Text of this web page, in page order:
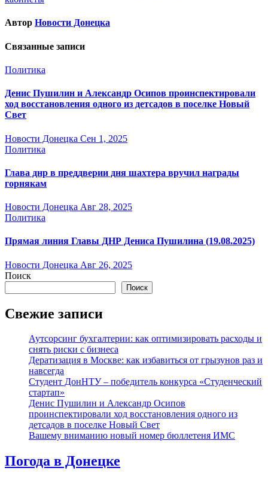
Автор Новости Донецка
Связанные записи
Политика
Денис Пушилин и Александр Осипов проинспектировали
ход восстановления одного из детсадов в поселке Новый
Свет
Новости Донецка Сен 1, 2025
Политика
Глава днр в преддверии дня шахтера вручил награды
горнякам
Новости Донецка Авг 28, 2025
Политика
Прямая линия Главы ДНР Дениса Пушилина (19.08.2025)
Новости Донецка Авг 26, 2025
Поиск
Поиск
Свежие записи
Аутсорсинг бухгалтерии: как оптимизировать расходы и
снять риски с бизнеса
Дератизация в Москве: как избавиться от грызунов раз и
навсегда
Студент ДонНТУ – победитель конкурса «Студенческий
стартап»
Денис Пушилин и Александр Осипов
проинспектировали ход восстановления одного из
детсадов в поселке Новый Свет
Вашему вниманию новый номер бюллетеня ИМС
Погода в Донецке